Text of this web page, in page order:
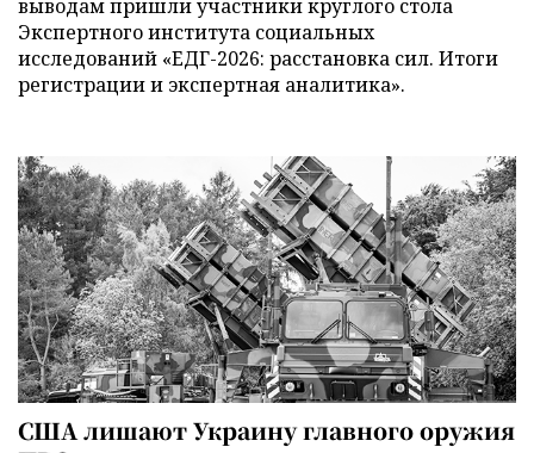
выводам пришли участники круглого стола
Экспертного института социальных
исследований «ЕДГ-2026: расстановка сил. Итоги
регистрации и экспертная аналитика».
США лишают Украину главного оружия